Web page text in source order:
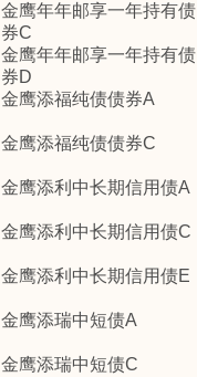
金鹰年年邮享一年持有债
券C
金鹰年年邮享一年持有债
券D
金鹰添福纯债债券A
金鹰添福纯债债券C
金鹰添利中长期信用债A
金鹰添利中长期信用债C
金鹰添利中长期信用债E
金鹰添瑞中短债A
金鹰添瑞中短债C